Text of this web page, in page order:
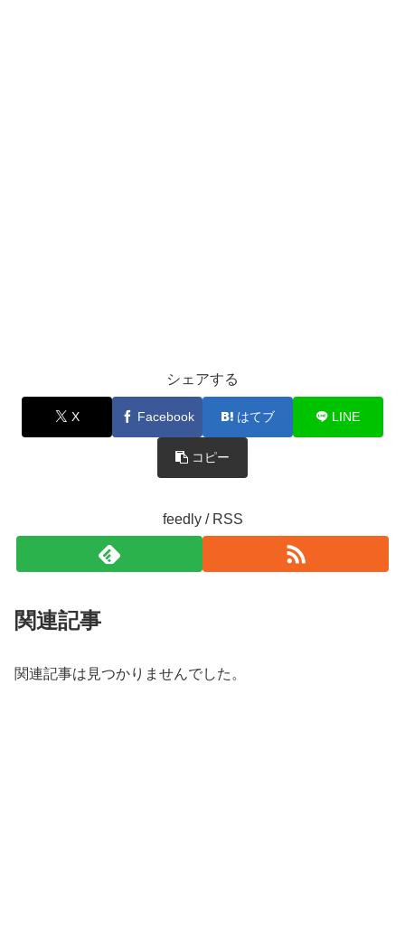
シェアする
X Facebook はてブ LINE
コピー
feedly / RSS
関連記事
関連記事は見つかりませんでした。